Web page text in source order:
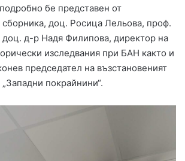
бе представен от
сборника, доц. Росица Лельова, проф.
д-р Надя Филипова, директор на
изследвания при БАН както и
председател на възстановеният
покрайнини“.